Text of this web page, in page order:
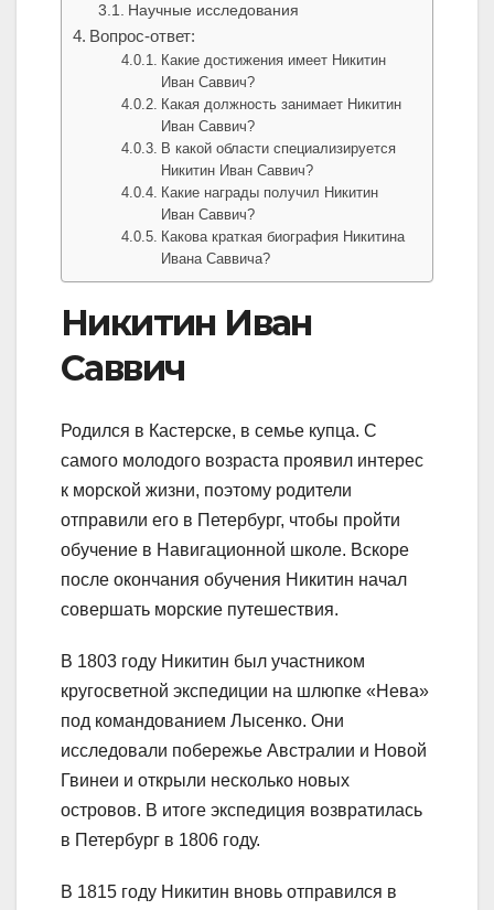
Научные исследования
Вопрос-ответ:
Какие достижения имеет Никитин
Иван Саввич?
Какая должность занимает Никитин
Иван Саввич?
В какой области специализируется
Никитин Иван Саввич?
Какие награды получил Никитин
Иван Саввич?
Какова краткая биография Никитина
Ивана Саввича?
Никитин Иван
Саввич
Родился в Кастерске, в семье купца. С
самого молодого возраста проявил интерес
к морской жизни, поэтому родители
отправили его в Петербург, чтобы пройти
обучение в Навигационной школе. Вскоре
после окончания обучения Никитин начал
совершать морские путешествия.
В 1803 году Никитин был участником
кругосветной экспедиции на шлюпке «Нева»
под командованием Лысенко. Они
исследовали побережье Австралии и Новой
Гвинеи и открыли несколько новых
островов. В итоге экспедиция возвратилась
в Петербург в 1806 году.
В 1815 году Никитин вновь отправился в